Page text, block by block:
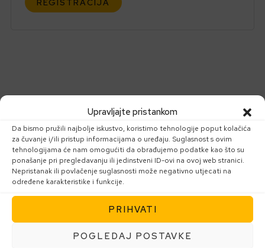
Upravljajte pristankom
Da bismo pružili najbolje iskustvo, koristimo tehnologije poput kolačića
za čuvanje i/ili pristup informacijama o uređaju. Suglasnost s ovim
tehnologijama će nam omogućiti da obrađujemo podatke kao što su
ponašanje pri pregledavanju ili jedinstveni ID-ovi na ovoj web stranici.
Nepristanak ili povlačenje suglasnosti može negativno utjecati na
određene karakteristike i funkcije.
PRIHVATI
POGLEDAJ POSTAVKE
Kupujte brez brige
U našoj trgovini kupujte bez straha. Vaši su podaci sigurni!
Zahvaliti ćemo vam se poklonom